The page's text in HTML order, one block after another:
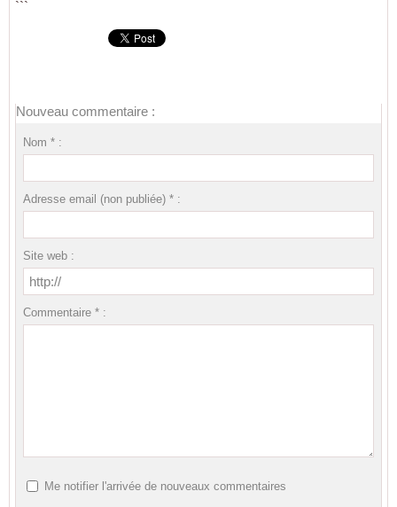
```
Nouveau commentaire :
Nom * :
Adresse email (non publiée) * :
Site web :
Commentaire * :
Me notifier l'arrivée de nouveaux commentaires